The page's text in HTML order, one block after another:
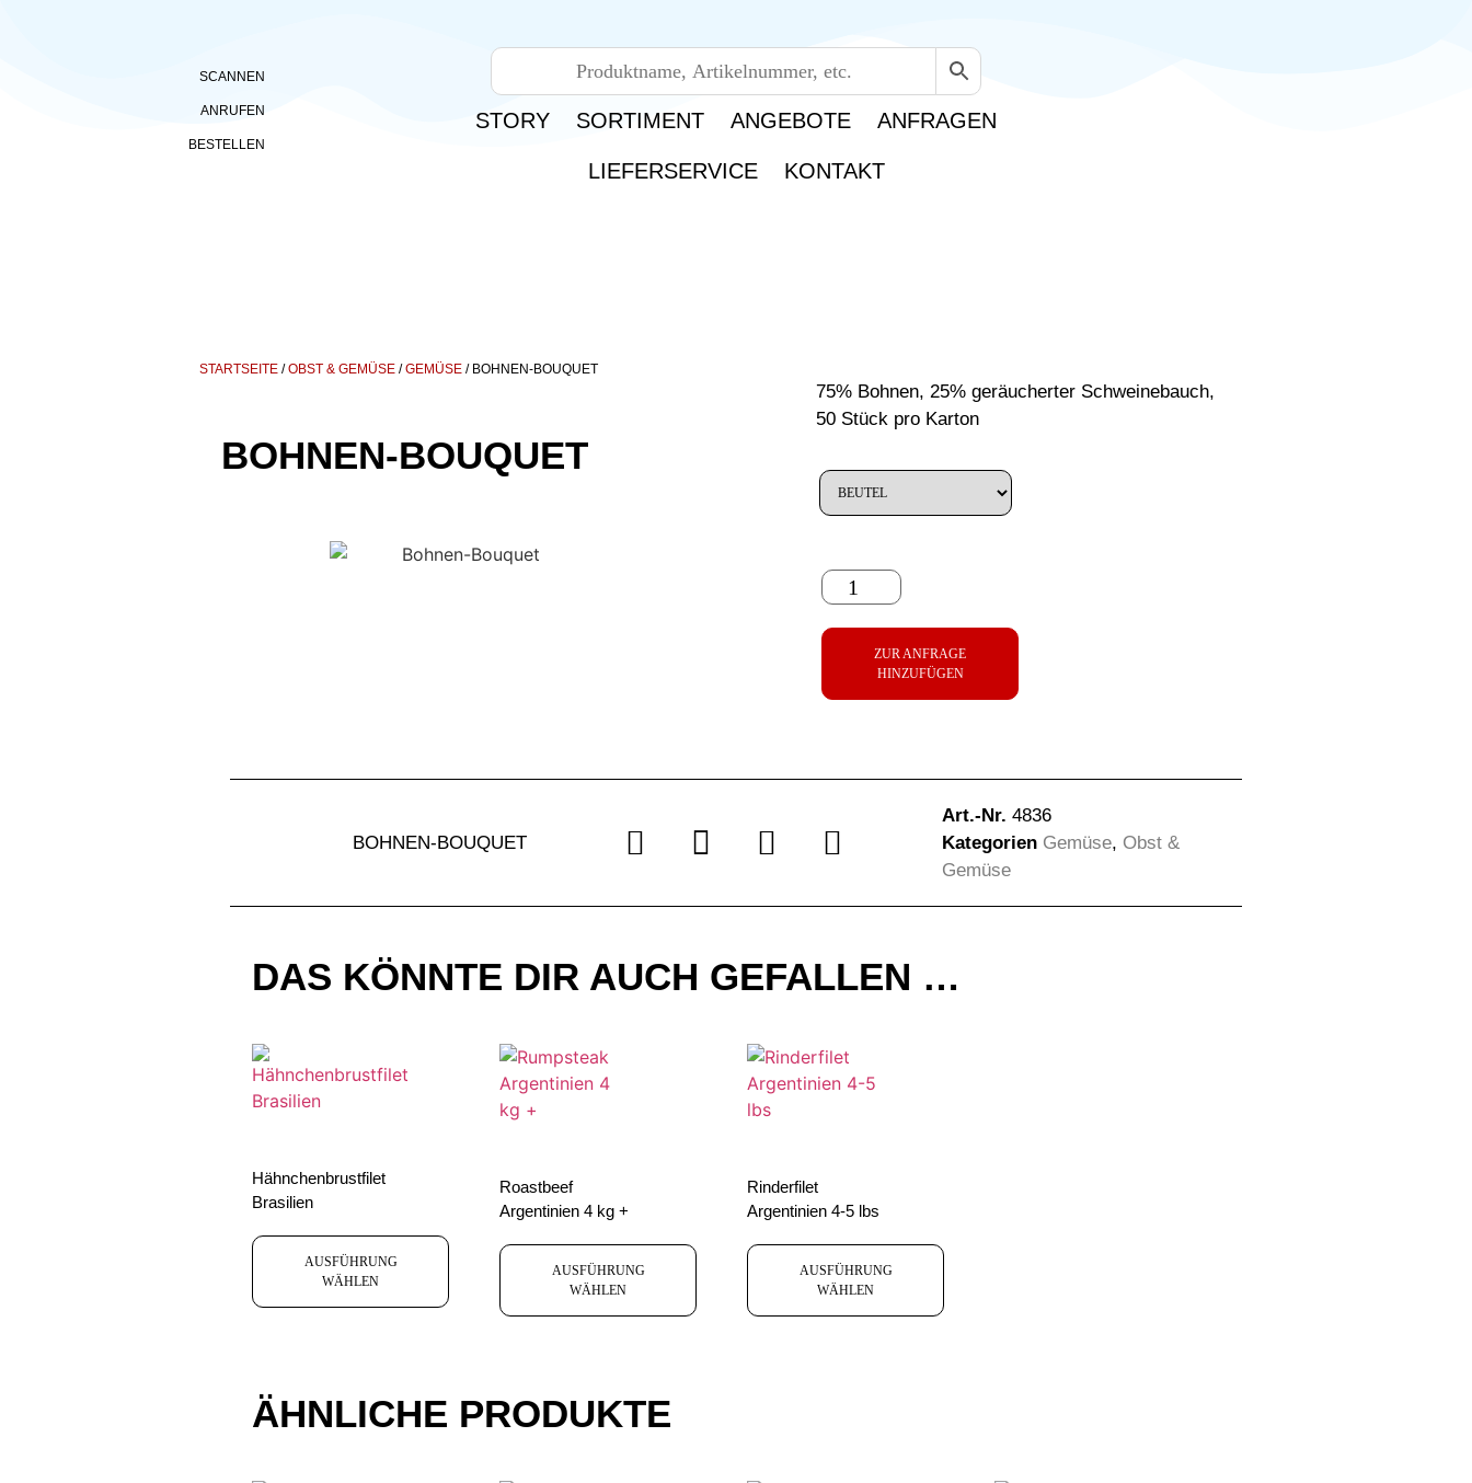
SCANNEN
ANRUFEN
BESTELLEN
STORY SORTIMENT ANGEBOTE ANFRAGEN
LIEFERSERVICE KONTAKT
STARTSEITE /OBST & GEMÜSE /GEMÜSE / BOHNEN-BOUQUET
BOHNEN-BOUQUET
75% Bohnen, 25% geräucherter Schweinebauch,
50 Stück pro Karton
ZUR ANFRAGE
HINZUFÜGEN
BOHNEN-BOUQUET
Art.-Nr. 4836
Kategorien Gemüse, Obst &
Gemüse
DAS KÖNNTE DIR AUCH GEFALLEN …
Hähnchenbrustfilet
Brasilien
AUSFÜHRUNG
WÄHLEN
Roastbeef
Argentinien 4 kg +
AUSFÜHRUNG
WÄHLEN
Rinderfilet
Argentinien 4-5 lbs
AUSFÜHRUNG
WÄHLEN
ÄHNLICHE PRODUKTE